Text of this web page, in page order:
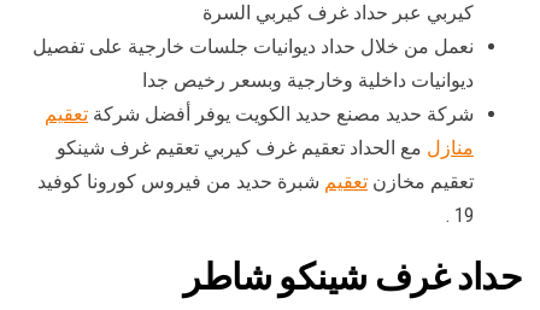
كيربي عبر حداد غرف كيربي السرة
نعمل من خلال حداد ديوانيات جلسات خارجية على تفصيل
ديوانيات داخلية وخارجية وبسعر رخيص جدا
شركة حديد مصنع حديد الكويت يوفر أفضل شركة تعقيم
منازل مع الحداد تعقيم غرف كيربي تعقيم غرف شينكو
تعقيم مخازن تعقيم شبرة حديد من فيروس كورونا كوفيد
19 .
حداد غرف شينكو شاطر